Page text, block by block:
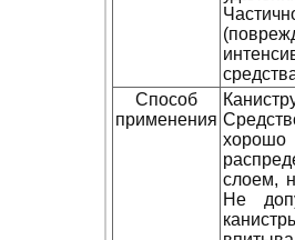
Способ
применения
слоем,
Не